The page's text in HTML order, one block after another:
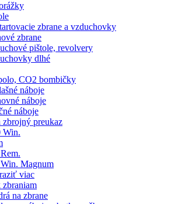
zbrane a vzduchovky
zbrane
pištole, revolvery
dlhé
CO2 bombičky
náboje
náboje
náboje
zbrojný preukaz
Win.
Magnum
viac
na zbrane